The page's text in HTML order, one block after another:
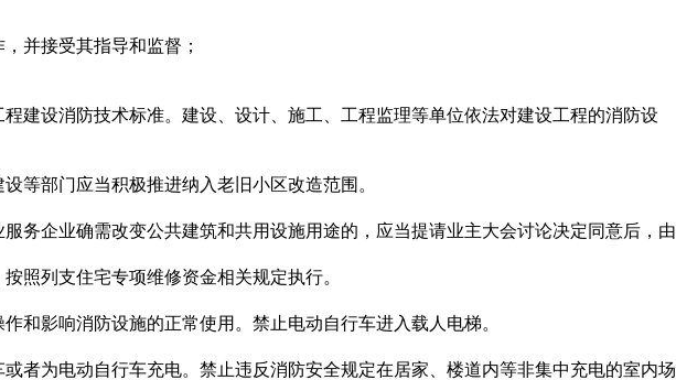
并接受其指导和监督；
设消防技术标准。建设、设计、施工、工程监理等单位依法对建设工程的消防设
等部门应当积极推进纳入老旧小区改造范围。
务企业确需改变公共建筑和共用设施用途的，应当提请业主大会讨论决定同意后，由
照列支住宅专项维修资金相关规定执行。
影响消防设施的正常使用。禁止电动自行车进入载人电梯。
者为电动自行车充电。禁止违反消防安全规定在居家、楼道内等非集中充电的室内场